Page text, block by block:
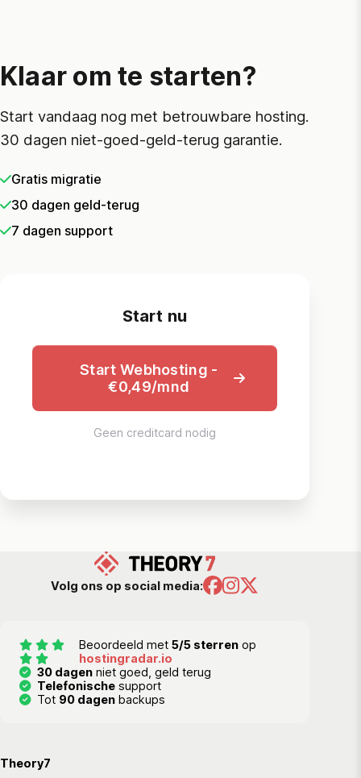
Klaar om te starten?
Start vandaag nog met betrouwbare hosting.
30 dagen niet-goed-geld-terug garantie.
Gratis migratie
30 dagen geld-terug
7 dagen support
Start nu
Start Webhosting -
€0,49/mnd
Geen creditcard nodig
Volg ons op social media:
Beoordeeld met 5/5 sterrenop
hostingradar.io
30 dagen niet goed, geld terug
Telefonische support
Tot 90 dagen backups
Theory7